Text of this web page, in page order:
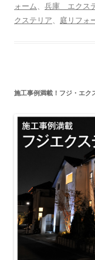
ォーム、 兵庫 エクス
クステリア、 庭リフォ
施工事例満載！フジ・エク